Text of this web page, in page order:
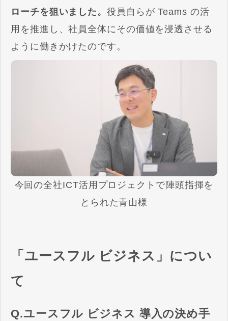
ローチを狙いました。 役員自らが Teams の活
用を推進し、社員全体にその価値を浸透させる
ように働きかけたのです。
今回の全社ICT活用プロジェクトで陣頭指揮を
とられた青山様
「ユースフル ビジネス」につい
て
Q.ユースフル ビジネス 導入の決め手